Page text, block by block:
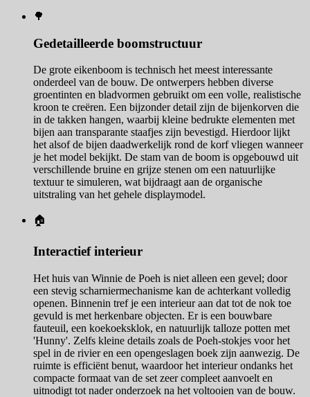
🌳
Gedetailleerde boomstructuur
De grote eikenboom is technisch het meest interessante
onderdeel van de bouw. De ontwerpers hebben diverse
groentinten en bladvormen gebruikt om een volle, realistische
kroon te creëren. Een bijzonder detail zijn de bijenkorven die
in de takken hangen, waarbij kleine bedrukte elementen met
bijen aan transparante staafjes zijn bevestigd. Hierdoor lijkt
het alsof de bijen daadwerkelijk rond de korf vliegen wanneer
je het model bekijkt. De stam van de boom is opgebouwd uit
verschillende bruine en grijze stenen om een natuurlijke
textuur te simuleren, wat bijdraagt aan de organische
uitstraling van het gehele displaymodel.
🏠
Interactief interieur
Het huis van Winnie de Poeh is niet alleen een gevel; door
een stevig scharniermechanisme kan de achterkant volledig
openen. Binnenin tref je een interieur aan dat tot de nok toe
gevuld is met herkenbare objecten. Er is een bouwbare
fauteuil, een koekoeksklok, en natuurlijk talloze potten met
'Hunny'. Zelfs kleine details zoals de Poeh-stokjes voor het
spel in de rivier en een opengeslagen boek zijn aanwezig. De
ruimte is efficiënt benut, waardoor het interieur ondanks het
compacte formaat van de set zeer compleet aanvoelt en
uitnodigt tot nader onderzoek na het voltooien van de bouw.